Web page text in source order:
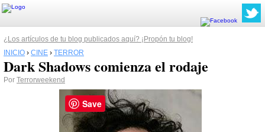
¿Los artículos de tu blog publicados aquí? ¡Propón tu blog!
INICIO › CINE › TERROR
Dark Shadows comienza el rodaje
Por Terrorweekend
Save